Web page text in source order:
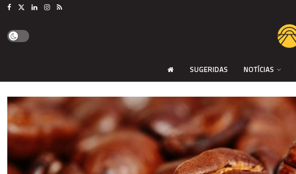
SUGERIDAS NOTÍCIAS